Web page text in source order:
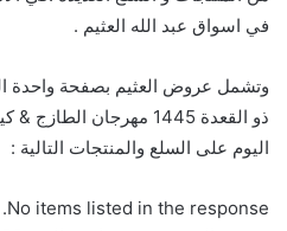
في اسواق عبد الله العثيم .
ذو القعدة 1445 مهرجان
اليوم على السلع والمنتجات التالية :
No items listed in the response.